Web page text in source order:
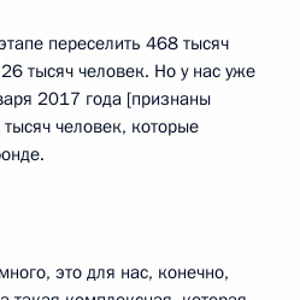
переселить 468 тысяч
тысяч человек. Но у нас уже
2017 года [признаны
человек, которые
это для нас, конечно,